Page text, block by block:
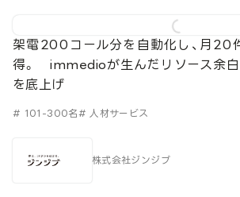
架電200コール分を自動化し、月20
得。 immedioが生んだリソース余白
を底上げ
# 101-300名# 人材サービス
株式会社ジンジブ